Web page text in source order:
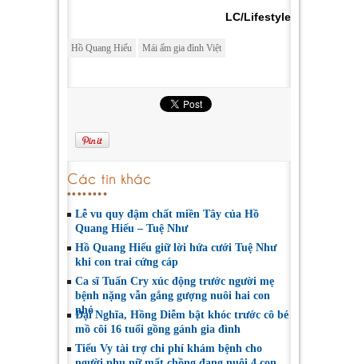
LC/Lifestyle
Hồ Quang Hiếu Mái ấm gia đình Việt
Các tin khác
Lễ vu quy đậm chất miền Tây của Hồ
Quang Hiếu – Tuệ Như
Hồ Quang Hiếu giữ lời hứa cưới Tuệ Như
khi con trai cứng cáp
Ca sĩ Tuấn Cry xúc động trước người mẹ
bệnh nặng vẫn gắng gượng nuôi hai con
nhỏ
Đại Nghĩa, Hồng Diễm bật khóc trước cô bé
mồ côi 16 tuổi gồng gánh gia đình
Tiểu Vy tài trợ chi phí khám bệnh cho